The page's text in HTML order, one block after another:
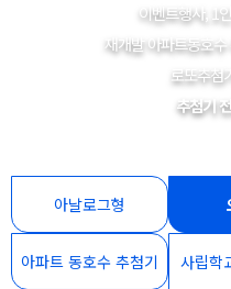
이벤트행사, 1
재개발 아파트동호
로또추첨
추첨기
아날로그형
아파트 동호수 추첨기
사립학